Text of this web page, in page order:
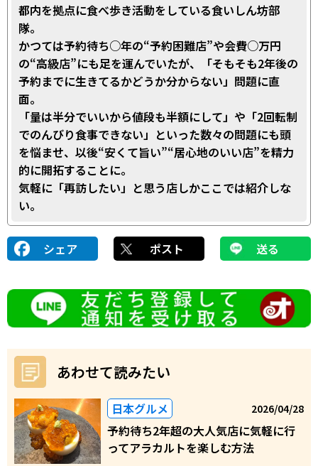
都内を拠点に食べ歩き活動をしている食いしん坊部
隊。
かつては予約待ち○年の“予約困難店”や会費○万円
の“高級店”にも足を運んでいたが、「そもそも2年後の
予約までに生きてるかどうか分からない」問題に直
面。
「量は半分でいいから値段も半額にして」や「2回転制
でのんびり食事できない」といった数々の問題にも頭
を悩ませ、以後“安くて旨い”“居心地のいい店”を精力
的に開拓することに。
気軽に「再訪したい」と思う店しかここでは紹介しな
い。
シェア ポスト 送る
あわせて読みたい
日本グルメ 2026/04/28
予約待ち2年超の大人気店に気軽に行
ってアラカルトを楽しむ方法